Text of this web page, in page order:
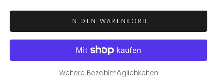
IN DEN WARENKORB
Weitere Bezahlmöglichkeiten